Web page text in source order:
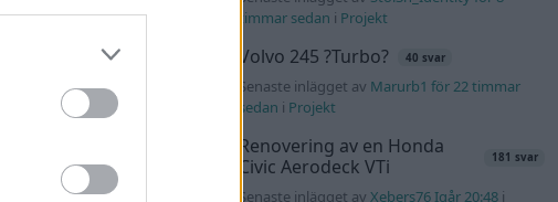
timmar sedan i Projekt
Volvo 245 ?Turbo? 40 svar
Senaste inlägget av Marurb1 för 22 timmar
sedan i Projekt
Renovering av en Honda
Civic Aerodeck VTi
181 svar
Senaste inlägget avXebers76 Igår 20:48 i